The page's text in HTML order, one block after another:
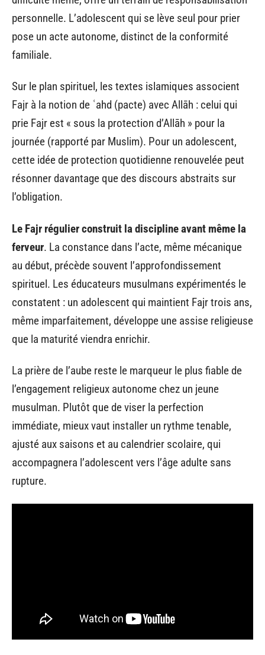
personnelle. L’adolescent qui se lève seul pour prier
pose un acte autonome, distinct de la conformité
familiale.
Sur le plan spirituel, les textes islamiques associent
Fajr à la notion de ʿahd (pacte) avec Allāh : celui qui
prie Fajr est « sous la protection d’Allāh » pour la
journée (rapporté par Muslim). Pour un adolescent,
cette idée de protection quotidienne renouvelée peut
résonner davantage que des discours abstraits sur
l’obligation.
Le Fajr régulier construit la discipline avant même la
ferveur. La constance dans l’acte, même mécanique
au début, précède souvent l’approfondissement
spirituel. Les éducateurs musulmans expérimentés le
constatent : un adolescent qui maintient Fajr trois ans,
même imparfaitement, développe une assise religieuse
que la maturité viendra enrichir.
La prière de l’aube reste le marqueur le plus fiable de
l’engagement religieux autonome chez un jeune
musulman. Plutôt que de viser la perfection
immédiate, mieux vaut installer un rythme tenable,
ajusté aux saisons et au calendrier scolaire, qui
accompagnera l’adolescent vers l’âge adulte sans
rupture.